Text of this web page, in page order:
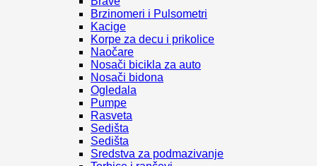
Brzinomeri i Pulsometri
Kacige
Korpe za decu i prikolice
Naočare
Nosači bicikla za auto
Nosači bidona
Ogledala
Pumpe
Rasveta
Sedišta
Sedišta
Sredstva za podmazivanje